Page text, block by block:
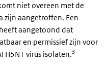
niet overeen met de
zijn aangetroffen. Een
heeft aangetoond dat
en permissief zijn voor
H5N1 virus isolaten.3